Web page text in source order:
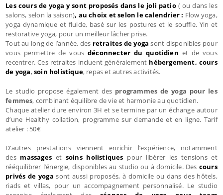
Les cours de yoga y sont proposés dans le joli patio ( ou dans les
salons, selon la saison), au choix et selon le calendrier : Flow yoga,
yoga dynamique et fluide, basé sur les postures et le souffle. Yin et
restorative yoga, pour un meilleur lâcher prise.
Tout au long de l’année, des retraites de yogasont disponibles pour
vous permettre de vousdéconnecter du quotidien et de vous
recentrer. Ces retraites incluent généralement hébergement, cours
de yoga,soin holistique, repas et autres activités.
Le studio propose également des programmes de yoga pour les
femmes, combinant équilibre de vie et harmonie au quotidien.
Chaque atelier dure environ 3H et se termine par un échange autour
d’une Healthy collation, programme sur demande et en ligne. Tarif
atelier : 50€
D’autres prestations viennent enrichir l’expérience, notamment
des massages et soins holistiques pour libérer les tensions et
rééquilibrer l’énergie, disponibles au studio ou à domicile. Des cours
privés de yoga sont aussi proposés, à domicile ou dans des hôtels,
riads et villas, pour un accompagnement personnalisé. Le studio